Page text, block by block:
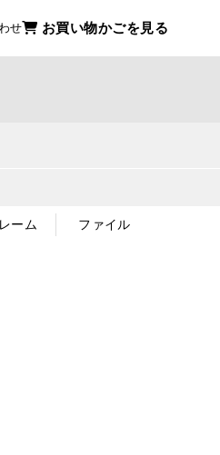
せ お買い物かごを見る
ーム ファイル